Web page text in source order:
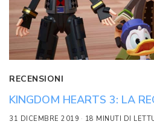
RECENSIONI
KINGDOM HEARTS 3: LA
31 DICEMBRE 2019 18 MINUTI DI